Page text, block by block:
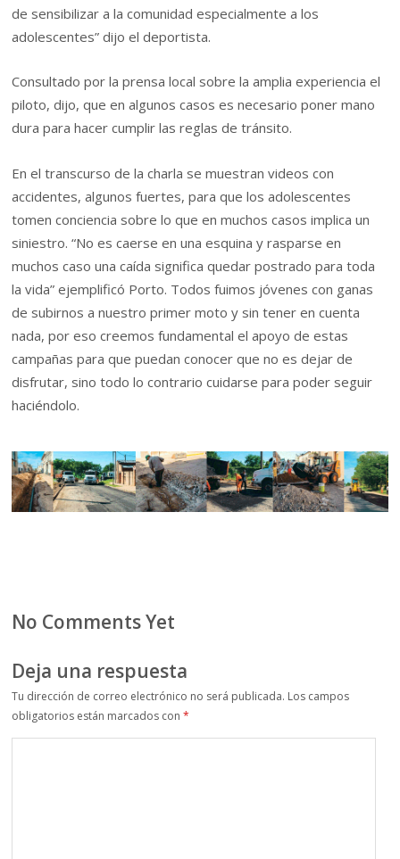
de sensibilizar a la comunidad especialmente a los
adolescentes” dijo el deportista.
Consultado por la prensa local sobre la amplia experiencia el
piloto, dijo, que en algunos casos es necesario poner mano
dura para hacer cumplir las reglas de tránsito.
En el transcurso de la charla se muestran videos con
accidentes, algunos fuertes, para que los adolescentes
tomen conciencia sobre lo que en muchos casos implica un
siniestro. “No es caerse en una esquina y rasparse en
muchos caso una caída significa quedar postrado para toda
la vida” ejemplificó Porto. Todos fuimos jóvenes con ganas
de subirnos a nuestro primer moto y sin tener en cuenta
nada, por eso creemos fundamental el apoyo de estas
campañas para que puedan conocer que no es dejar de
disfrutar, sino todo lo contrario cuidarse para poder seguir
haciéndolo.
No Comments Yet
Deja una respuesta
Tu dirección de correo electrónico no será publicada. Los campos
obligatorios están marcados con*